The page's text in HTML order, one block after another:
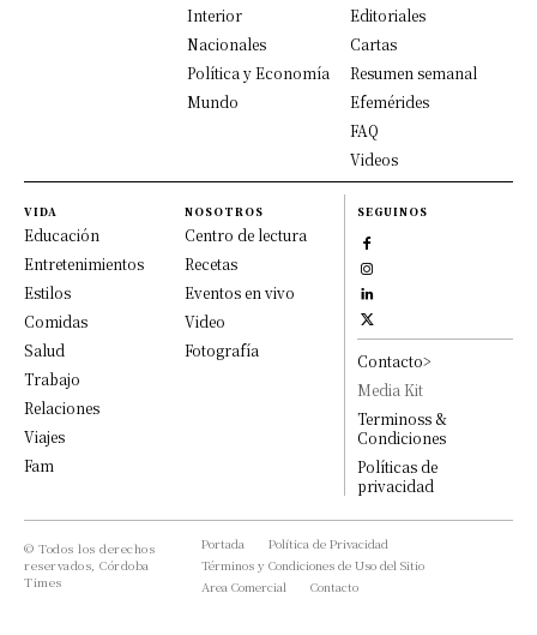
Interior
Nacionales
Política y Economía
Mundo
Editoriales
Cartas
Resumen semanal
Efemérides
FAQ
Videos
VIDA
Educación
Entretenimientos
Estilos
Comidas
Salud
Trabajo
Relaciones
Viajes
Fam
NOSOTROS
Centro de lectura
Recetas
Eventos en vivo
Video
Fotografía
SEGUINOS
Contacto>
Media Kit
Terminoss &
Condiciones
Políticas de
privacidad
© Todos los derechos
reservados, Córdoba
Times
Portada
Política de Privacidad
Términos y Condiciones de Uso del Sitio
Area Comercial
Contacto